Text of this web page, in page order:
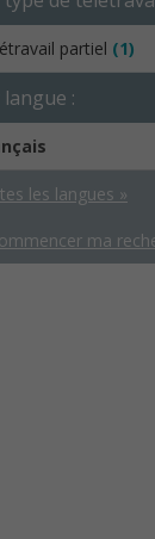
partiel (1)
langue :
les langues »
ma